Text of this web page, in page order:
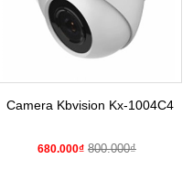
Camera Kbvision Kx-1004C4
680.000₫ 800.000₫